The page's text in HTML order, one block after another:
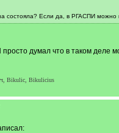
состояла? Если да, в РГАСПИ можно
просто думал что в таком деле
Bikulic, Bikulicius